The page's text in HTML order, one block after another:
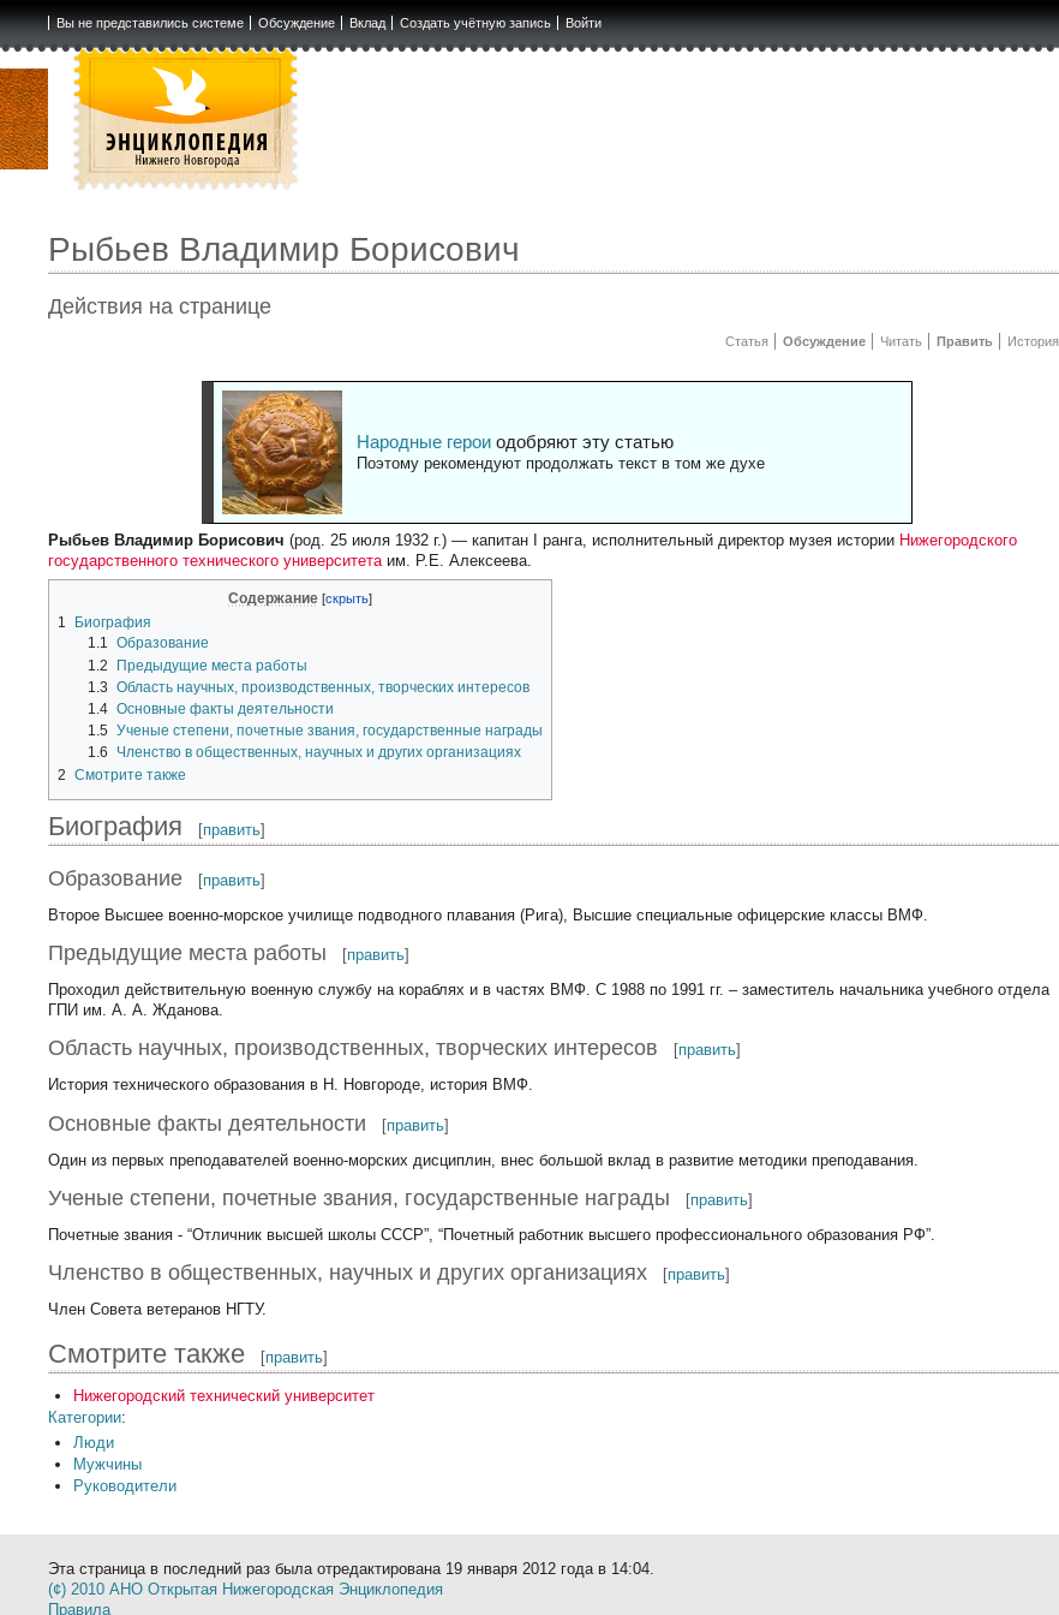
Вы не представились системе Обсуждение Вклад Создать учётную запись Войти
Рыбьев Владимир Борисович
Действия на странице
Статья Обсуждение Читать Править История
Народные героиодобряют эту статью
Поэтому рекомендуют продолжать текст в том же духе
Рыбьев Владимир Борисович (род. 25 июля 1932 г.) — капитан I ранга, исполнительный директор музея истории Нижегородского
государственного технического университетаим. Р.Е. Алексеева.
Содержание
1
Биография
1.1 Образование
1.2
Предыдущие места работы
1.3 Область научных, производственных, творческих интересов
1.4 Основные факты деятельности
1.5 Ученые степени, почетные звания, государственные награды
1.6
Членство в общественных, научных и других организациях
2 Смотрите также
Биография [править]
Образование [править]
Второе Высшее военно-морское училище подводного плавания (Рига), Высшие специальные офицерские классы ВМФ.
Предыдущие места работы [править]
Проходил действительную военную службу на кораблях и в частях ВМФ. С 1988 по 1991 гг. – заместитель начальника учебного отдела
ГПИ им. А. А. Жданова.
Область научных, производственных, творческих интересов [править]
История технического образования в Н. Новгороде, история ВМФ.
Основные факты деятельности [править]
Один из первых преподавателей военно-морских дисциплин, внес большой вклад в развитие методики преподавания.
Ученые степени, почетные звания, государственные награды [править]
Почетные звания - “Отличник высшей школы СССР”, “Почетный работник высшего профессионального образования РФ”.
Членство в общественных, научных и других организациях [править]
Член Совета ветеранов НГТУ.
Смотрите также [править]
Нижегородский технический университет
Категории:
Люди
Мужчины
Руководители
Эта страница в последний раз была отредактирована 19 января 2012 года в 14:04.
(¢) 2010 АНО Открытая Нижегородская Энциклопедия
Правила